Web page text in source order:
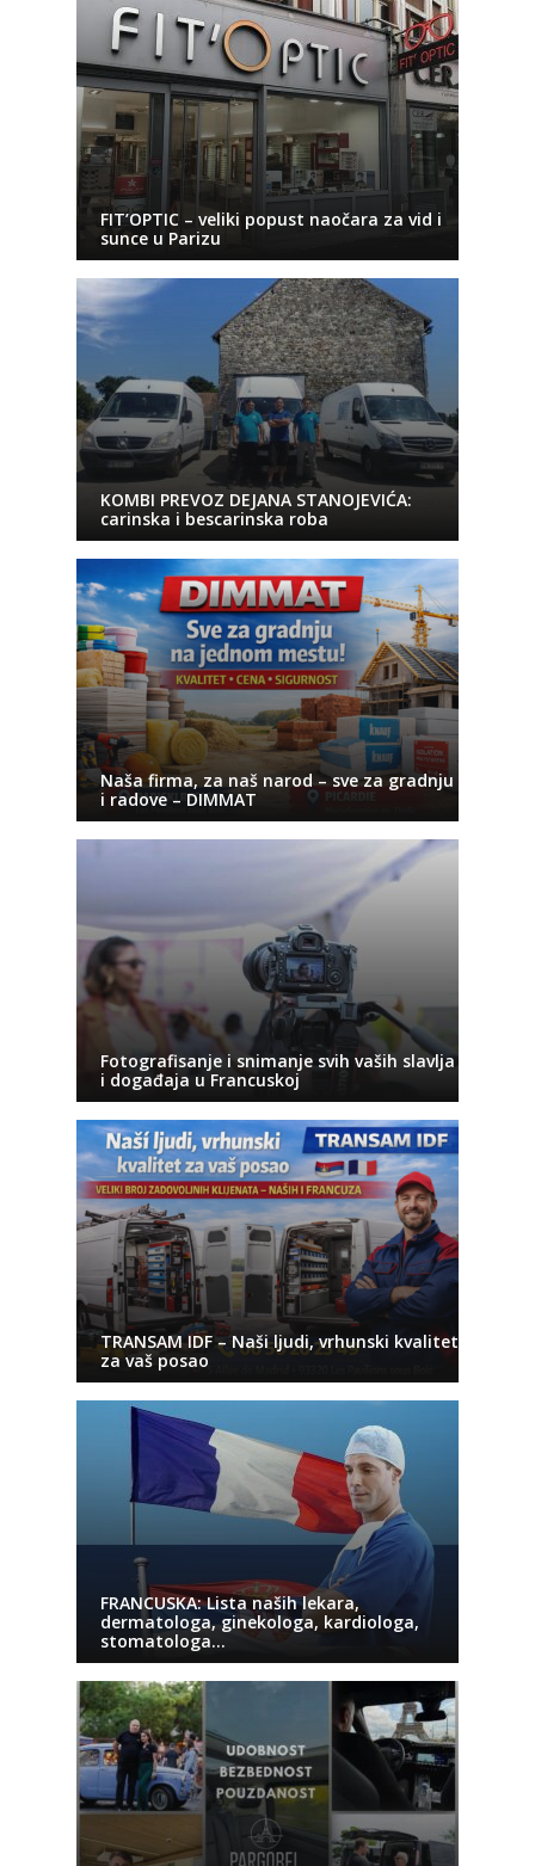
FIT’OPTIC – veliki popust naočara za vid i
sunce u Parizu
KOMBI PREVOZ DEJANA STANOJEVIĆA:
carinska i bescarinska roba
Naša firma, za naš narod – sve za gradnju
i radove – DIMMAT
Fotografisanje i snimanje svih vaših slavlja
i događaja u Francuskoj
TRANSAM IDF – Naši ljudi, vrhunski kvalitet
za vaš posao
FRANCUSKA: Lista naših lekara,
dermatologa, ginekologa, kardiologa,
stomatologa…